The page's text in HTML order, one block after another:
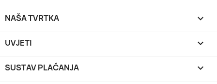
NAŠA TVRTKA 
UVJETI 
SUSTAV PLAĆANJA 